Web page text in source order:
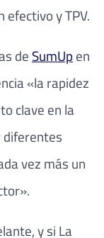
y TPV.
de SumUp en
«la rapidez
clave en la
diferentes
vez más un
y si La